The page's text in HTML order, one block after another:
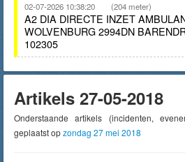
02-07-2026 10:38:20 (204 meter)
A2 DIA DIRECTE INZET
WOLVENBURG 2994DN
102305
Artikels 27-05-2018
Onderstaande artikels (incidenten,
geplaatst opzondag 27 mei 2018